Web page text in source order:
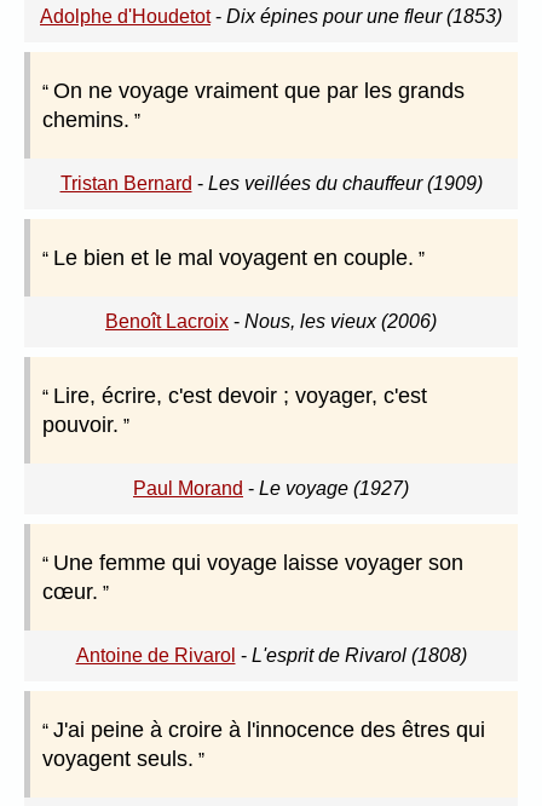
Adolphe d'Houdetot- Dix épines pour une fleur (1853)
On ne voyage vraiment que par les grands
chemins.
Tristan Bernard - Les veillées du chauffeur (1909)
Le bien et le mal voyagent en couple.
Benoît Lacroix - Nous, les vieux (2006)
Lire, écrire, c'est devoir ; voyager, c'est
pouvoir.
Paul Morand - Le voyage (1927)
Une femme qui voyage laisse voyager son
cœur.
Antoine de Rivarol - L'esprit de Rivarol (1808)
J'ai peine à croire à l'innocence des êtres qui
voyagent seuls.